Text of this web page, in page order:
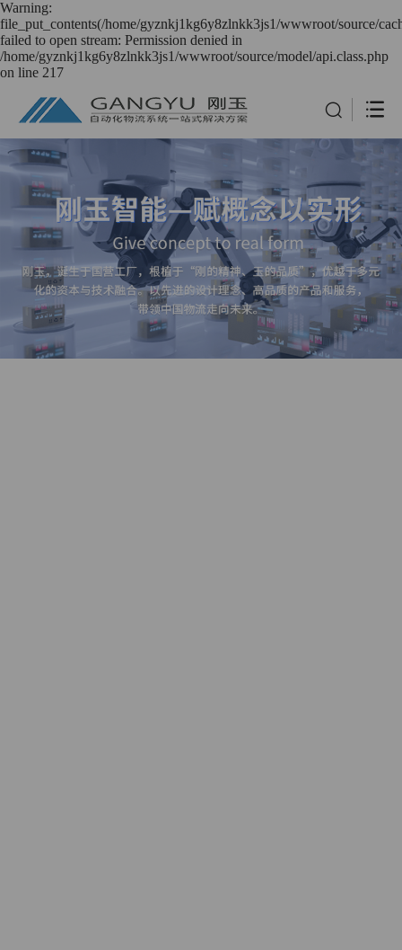
Warning:
file_put_contents(/home/gyznkj1kg6y8zlnkk3js1/wwwroot/source/
failed to open stream: Permission denied in
/home/gyznkj1kg6y8zlnkk3js1/wwwroot/source/model/api.class.php
on line 217